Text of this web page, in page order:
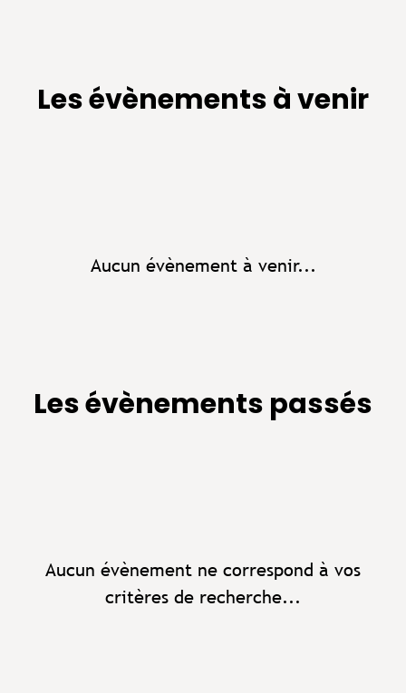
Les évènements à venir
Aucun évènement à venir...
Les évènements passés
Aucun évènement ne correspond à vos
critères de recherche...